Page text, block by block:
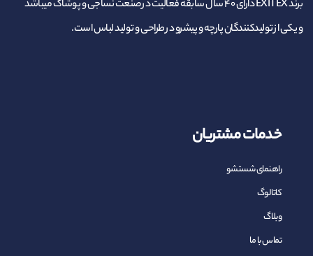
برند EXITEX دارای ۴۰ سال سابقه فعالیت در صنعت نساجی و پوشاک میباشد
و یکی از تولیدکنندگان پارچه و پیشرو در طراحی و تولید لباس است.
خدمات مشتریان
راهنمای شستشو
کاتالوگ
وبلاگ
تماس با ما